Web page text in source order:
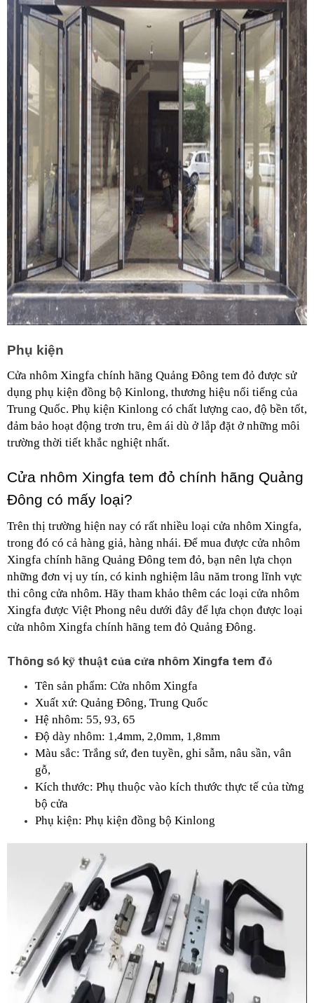
Phụ kiện
Cửa nhôm Xingfa chính hãng Quảng Đông tem đỏ được sử
dụng phụ kiện đồng bộ Kinlong, thương hiệu nổi tiếng của
Trung Quốc. Phụ kiện Kinlong có chất lượng cao, độ bền tốt,
đảm bảo hoạt động trơn tru, êm ái dù ở lắp đặt ở những môi
trường thời tiết khắc nghiệt nhất.
Cửa nhôm Xingfa tem đỏ chính hãng Quảng
Đông có mấy loại?
Trên thị trường hiện nay có rất nhiều loại cửa nhôm Xingfa,
trong đó có cả hàng giả, hàng nhái. Để mua được cửa nhôm
Xingfa chính hãng Quảng Đông tem đỏ, bạn nên lựa chọn
những đơn vị uy tín, có kinh nghiệm lâu năm trong lĩnh vực
thi công cửa nhôm. Hãy tham khảo thêm các loại cửa nhôm
Xingfa được Việt Phong nêu dưới đây để lựa chọn được loại
cửa nhôm Xingfa chính hãng tem đỏ Quảng Đông.
Thông số kỹ thuật của cửa nhôm Xingfa tem đỏ
Tên sản phẩm: Cửa nhôm Xingfa
Xuất xứ: Quảng Đông, Trung Quốc
Hệ nhôm: 55, 93, 65
Độ dày nhôm: 1,4mm, 2,0mm, 1,8mm
Màu sắc: Trắng sứ, đen tuyền, ghi sẫm, nâu sần, vân
gỗ,
Kích thước: Phụ thuộc vào kích thước thực tế của từng
bộ cửa
Phụ kiện: Phụ kiện đồng bộ Kinlong